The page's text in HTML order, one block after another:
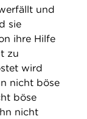
und
sie
ihre Hilfe
zu
wird
nicht böse
böse
nicht